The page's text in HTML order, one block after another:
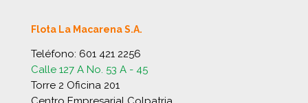
Flota La Macarena S.A.
Teléfono: 601 421 2256
Calle 127 A No. 53 A - 45
Torre 2 Oficina 201